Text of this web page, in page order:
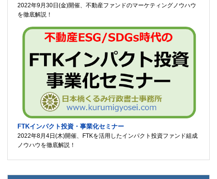
2022年9月30日(金)開催、不動産ファンドのマーケティングノウハウ
を徹底解説！
FTKインパクト投資・事業化セミナー
2022年8月4日(木)開催、FTKを活用したインパクト投資ファンド組成
ノウハウを徹底解説！